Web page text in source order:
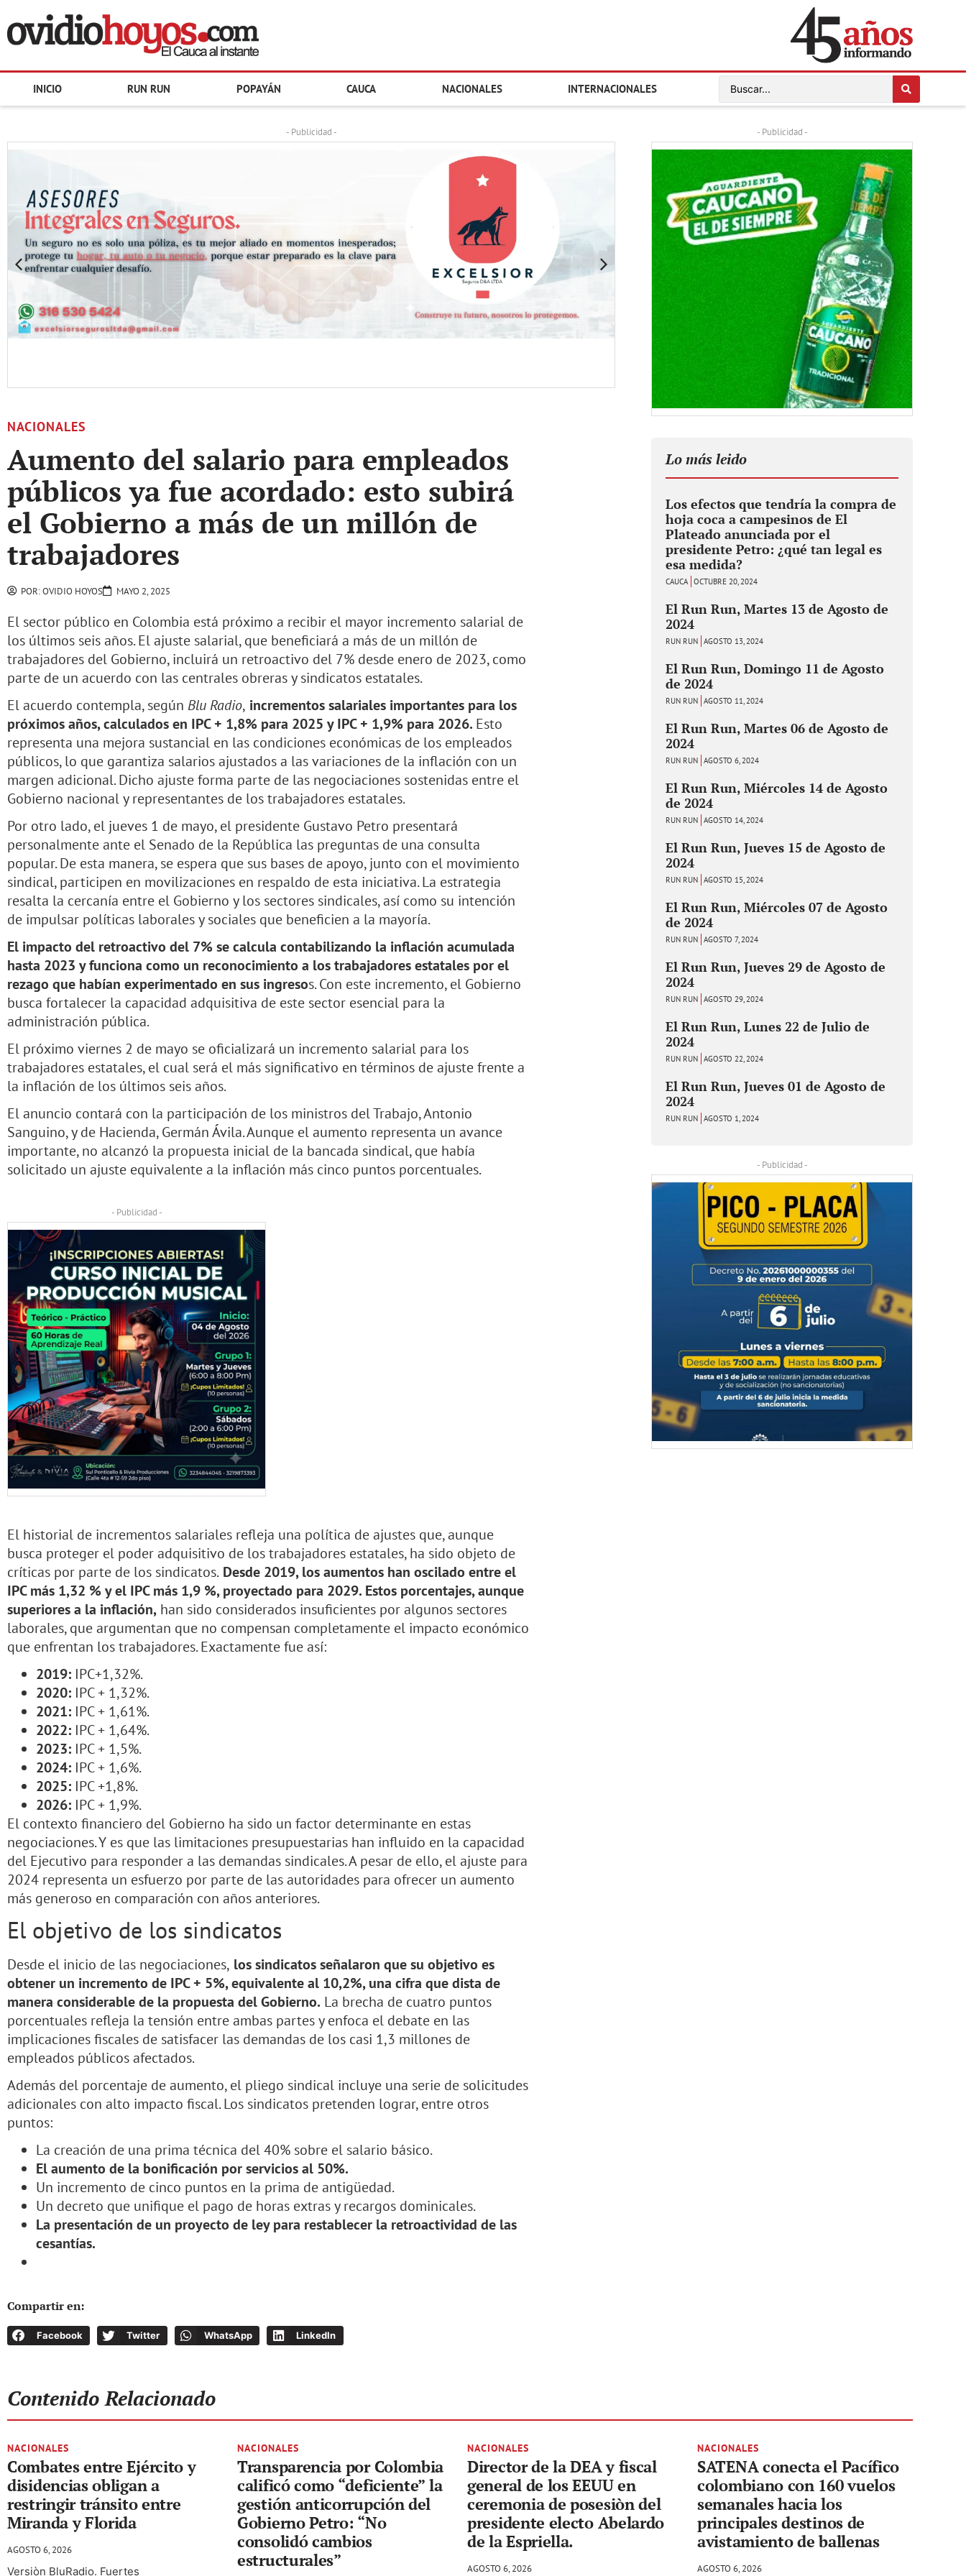
INICIO RUN RUN POPAYÁN CAUCA NACIONALES INTERNACIONALES
- Publicidad -
NACIONALES
Aumento del salario para empleados
públicos ya fue acordado: esto subirá
el Gobierno a más de un millón de
trabajadores
POR:OVIDIO HOYOS MAYO 2, 2025
El sector público en Colombia está próximo a recibir el mayor incremento salarial de
los últimos seis años. El ajuste salarial, que beneficiará a más de un millón de
trabajadores del Gobierno, incluirá un retroactivo del 7% desde enero de 2023, como
parte de un acuerdo con las centrales obreras y sindicatos estatales.
El acuerdo contempla, según Blu Radio, incrementos salariales importantes para los
próximos años, calculados en IPC + 1,8% para 2025 y IPC + 1,9% para 2026. Esto
representa una mejora sustancial en las condiciones económicas de los empleados
públicos, lo que garantiza salarios ajustados a las variaciones de la inflación con un
margen adicional. Dicho ajuste forma parte de las negociaciones sostenidas entre el
Gobierno nacional y representantes de los trabajadores estatales.
Por otro lado, el jueves 1 de mayo, el presidente Gustavo Petro presentará
personalmente ante el Senado de la República las preguntas de una consulta
popular. De esta manera, se espera que sus bases de apoyo, junto con el movimiento
sindical, participen en movilizaciones en respaldo de esta iniciativa. La estrategia
resalta la cercanía entre el Gobierno y los sectores sindicales, así como su intención
de impulsar políticas laborales y sociales que beneficien a la mayoría.
El impacto del retroactivo del 7% se calcula contabilizando la inflación acumulada
hasta 2023 y funciona como un reconocimiento a los trabajadores estatales por el
rezago que habían experimentado en sus ingresos. Con este incremento, el Gobierno
busca fortalecer la capacidad adquisitiva de este sector esencial para la
administración pública.
El próximo viernes 2 de mayo se oficializará un incremento salarial para los
trabajadores estatales, el cual será el más significativo en términos de ajuste frente a
la inflación de los últimos seis años.
El anuncio contará con la participación de los ministros del Trabajo, Antonio
Sanguino, y de Hacienda, Germán Ávila. Aunque el aumento representa un avance
importante, no alcanzó la propuesta inicial de la bancada sindical, que había
solicitado un ajuste equivalente a la inflación más cinco puntos porcentuales.
- Publicidad -
El historial de incrementos salariales refleja una política de ajustes que, aunque
busca proteger el poder adquisitivo de los trabajadores estatales, ha sido objeto de
críticas por parte de los sindicatos. Desde 2019, los aumentos han oscilado entre el
IPC más 1,32 % y el IPC más 1,9 %, proyectado para 2029. Estos porcentajes, aunque
superiores a la inflación, han sido considerados insuficientes por algunos sectores
laborales, que argumentan que no compensan completamente el impacto económico
que enfrentan los trabajadores. Exactamente fue así:
2019: IPC+1,32%.
2020: IPC + 1,32%.
2021: IPC + 1,61%.
2022: IPC + 1,64%.
2023: IPC + 1,5%.
2024: IPC + 1,6%.
2025: IPC +1,8%.
2026: IPC + 1,9%.
El contexto financiero del Gobierno ha sido un factor determinante en estas
negociaciones. Y es que las limitaciones presupuestarias han influido en la capacidad
del Ejecutivo para responder a las demandas sindicales. A pesar de ello, el ajuste para
2024 representa un esfuerzo por parte de las autoridades para ofrecer un aumento
más generoso en comparación con años anteriores.
El objetivo de los sindicatos
Desde el inicio de las negociaciones, los sindicatos señalaron que su objetivo es
obtener un incremento de IPC + 5%, equivalente al 10,2%, una cifra que dista de
manera considerable de la propuesta del Gobierno. La brecha de cuatro puntos
porcentuales refleja la tensión entre ambas partes y enfoca el debate en las
implicaciones fiscales de satisfacer las demandas de los casi 1,3 millones de
empleados públicos afectados.
Además del porcentaje de aumento, el pliego sindical incluye una serie de solicitudes
adicionales con alto impacto fiscal. Los sindicatos pretenden lograr, entre otros
puntos:
La creación de una prima técnica del 40% sobre el salario básico.
El aumento de la bonificación por servicios al 50%.
Un incremento de cinco puntos en la prima de antigüedad.
Un decreto que unifique el pago de horas extras y recargos dominicales.
La presentación de un proyecto de ley para restablecer la retroactividad de las
cesantías.
Compartir en:
Facebook Twitter WhatsApp LinkedIn
- Publicidad -
Lo más leido
Los efectos que tendría la compra de
hoja coca a campesinos de El
Plateado anunciada por el
presidente Petro: ¿qué tan legal es
esa medida?
CAUCA OCTUBRE 20, 2024
El Run Run, Martes 13 de Agosto de
2024
RUN RUN AGOSTO 13, 2024
El Run Run, Domingo 11 de Agosto
de 2024
RUN RUN AGOSTO 11, 2024
El Run Run, Martes 06 de Agosto de
2024
RUN RUN AGOSTO 6, 2024
El Run Run, Miércoles 14 de Agosto
de 2024
RUN RUN AGOSTO 14, 2024
El Run Run, Jueves 15 de Agosto de
2024
RUN RUN AGOSTO 15, 2024
El Run Run, Miércoles 07 de Agosto
de 2024
RUN RUN AGOSTO 7, 2024
El Run Run, Jueves 29 de Agosto de
2024
RUN RUN AGOSTO 29, 2024
El Run Run, Lunes 22 de Julio de
2024
RUN RUN AGOSTO 22, 2024
El Run Run, Jueves 01 de Agosto de
2024
RUN RUN AGOSTO 1, 2024
- Publicidad -
Contenido Relacionado
NACIONALES
Combates entre Ejército y
disidencias obligan a
restringir tránsito entre
Miranda y Florida
AGOSTO 6, 2026
Versiòn BluRadio. Fuertes
NACIONALES
Transparencia por Colombia
calificó como “deficiente” la
gestión anticorrupción del
Gobierno Petro: “No
consolidó cambios
estructurales”
NACIONALES
Director de la DEA y fiscal
general de los EEUU en
ceremonia de posesiòn del
presidente electo Abelardo
de la Espriella.
AGOSTO 6, 2026
NACIONALES
SATENA conecta el Pacífico
colombiano con 160 vuelos
semanales hacia los
principales destinos de
avistamiento de ballenas
AGOSTO 6, 2026